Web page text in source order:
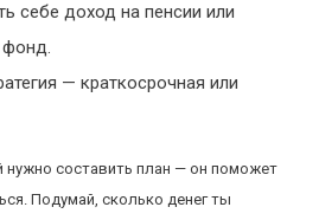
себе доход на пенсии или
фонд.
— краткосрочная или
нужно составить план — он поможет
Подумай, сколько денег ты